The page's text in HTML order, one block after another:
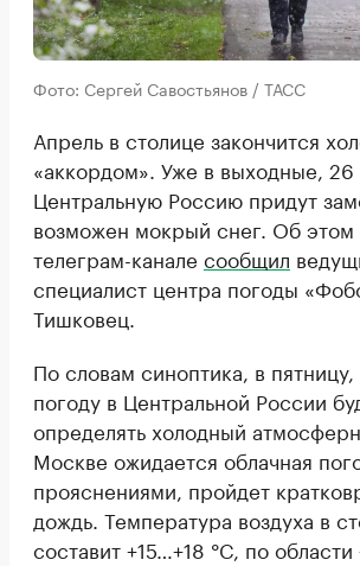
Фото: Сергей Савостьянов / ТАСС
Апрель в столице закончится
«аккордом». Уже в выходные, 26
Центральную Россию придут
возможен мокрый снег. Об этом
телеграм-канале сообщил
специалист центра погоды
Тишковец.
По словам синоптика, в пятницу,
погоду в Центральной России
определять холодный
Москве ожидается облачная
прояснениями, пройдет
дождь. Температура воздуха в
составит +15…+18 °C, по области